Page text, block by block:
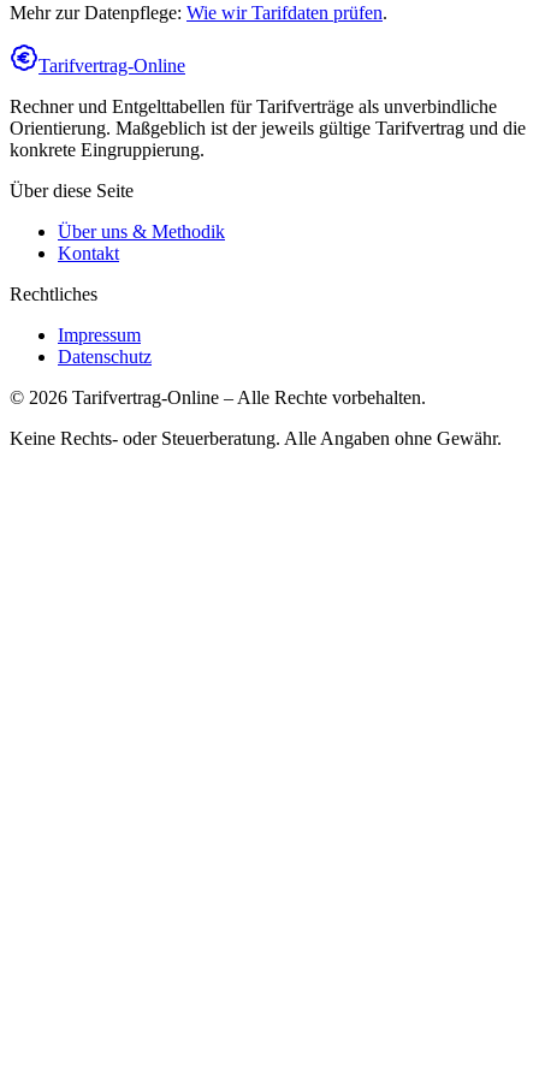
Mehr zur Datenpflege: Wie wir Tarifdaten prüfen.
Tarifvertrag-Online
Rechner und Entgelttabellen für Tarifverträge als unverbindliche
Orientierung. Maßgeblich ist der jeweils gültige Tarifvertrag und die
konkrete Eingruppierung.
Über diese Seite
Über uns & Methodik
Kontakt
Rechtliches
Impressum
Datenschutz
© 2026 Tarifvertrag-Online – Alle Rechte vorbehalten.
Keine Rechts- oder Steuerberatung. Alle Angaben ohne Gewähr.